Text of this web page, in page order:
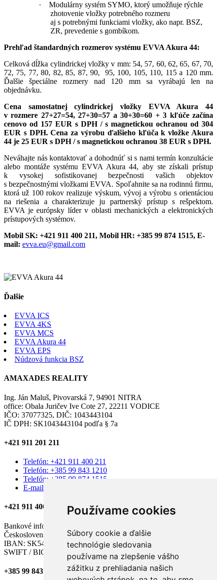
Používame cookies
Súbory cookie a ďalšie
technológie sledovania
používame na zlepšenie vášho
zážitku z prehliadania našich
·
Modulárny systém SYMO, ktorý umožňuje rýchle
zhotovenie vložky potrebného rozmeru
aj s potrebnými funkciami vložky, ako napr. BSZ,
ZR, prevedenie s gombíkom.
Prehľad štandardných rozmerov systému EVVA Akura 44:
Celková dĺžka cylindrickej vložky v mm: 54, 57, 60, 62, 65, 67, 70,
72, 75, 77, 80, 82, 85, 87, 90, 95, 100, 105, 110, 115 a 120 mm.
Ďalšie špeciálne rozmery nad 120 mm sa vyrábajú len na
objednávku.
Cena samostatnej cylindrickej vložky EVVA Akura 44
v rozmere 27+27=54, 27+30=57 a 30+30=60 + 3 kľúče začína
cenovo od 157 EUR s DPH / s magnetickou ochranou od 304
EUR s DPH. Cena za výrobu ďalšieho kľúča k vložke Akura
44 je 25 EUR s DPH / s magnetickou ochranou 38 EUR s DPH.
Neváhajte nás kontaktovať a dohodnúť si s nami termín konzultácie
alebo montáže systému EVVA Akura 44, aby ste získali prístup
k vysokej sofistikovanej bezpečnosti vašich objektov
s bezpečnostnými vložkami EVVA. Spoľahnite sa na rodinnú firmu,
ktorá už 100 rokov realizuje výskum, vývoj a výrobu s orientáciou
na riešenia a charakterizuje ju partnerský prístup s rešpektom.
EVVA je európsky líder v oblasti mechanických a elektronických
prístupových systémov.
Mobil SK: +421 911 400 211, Mobil HR: +385 99 874 1515, E-
mail: evva.eu@gmail.com
Ďalšie
EVVA ICS
EVVA 4KS
EVVA MCS
EVVA Akura 44
EVVA EPS
Núdzová funkcia BSZ
AMAXADES REALITY
Ing. Ján Maluš, Pivovarská 7, 94901 NITRA
office: Obala Juričev Ive Cote 27, 22211 VODICE
IČO: 37077325, DIČ: 1043443104
IČ DPH: SK1043443104 podľa § 7a
+421 911 201 211
Telefón: +421 911 400 211
Telefón: +385 99 843 1210
Telefón: +385 99 874 1515
E-mail: amaxades.reality@gmail.com
+421 911 400 211
Bankové informácie:
Československá obchodná banka, a.s.
IBAN: SK54 7500 0000 0040 2579 5506
SWIFT / BIC kód: CEKOSKBX
+385 99 843 1210